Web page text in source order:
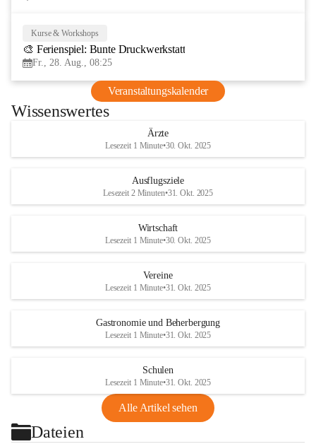
Kurse & Workshops
🎨 Ferienspiel: Bunte Druckwerkstatt
Fr., 28. Aug., 08:25
Veranstaltungskalender
Wissenswertes
Ärzte
Lesezeit 1 Minute•30. Okt. 2025
Ausflugsziele
Lesezeit 2 Minuten•31. Okt. 2025
Wirtschaft
Lesezeit 1 Minute•30. Okt. 2025
Vereine
Lesezeit 1 Minute•31. Okt. 2025
Gastronomie und Beherbergung
Lesezeit 1 Minute•31. Okt. 2025
Schulen
Lesezeit 1 Minute•31. Okt. 2025
Alle Artikel sehen
Dateien